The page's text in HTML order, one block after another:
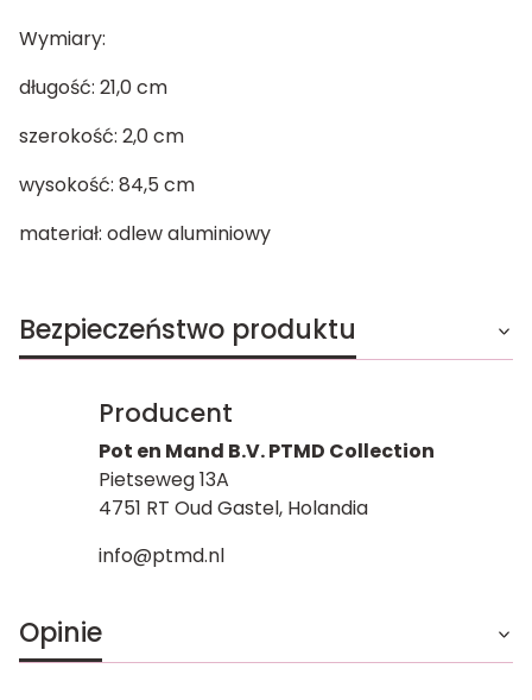
Wymiary:
długość: 21,0 cm
szerokość: 2,0 cm
wysokość: 84,5 cm
materiał: odlew aluminiowy
Bezpieczeństwo produktu
Producent
Pot en Mand B.V. PTMD Collection
Pietseweg 13A
4751 RT Oud Gastel, Holandia
info@ptmd.nl
Opinie